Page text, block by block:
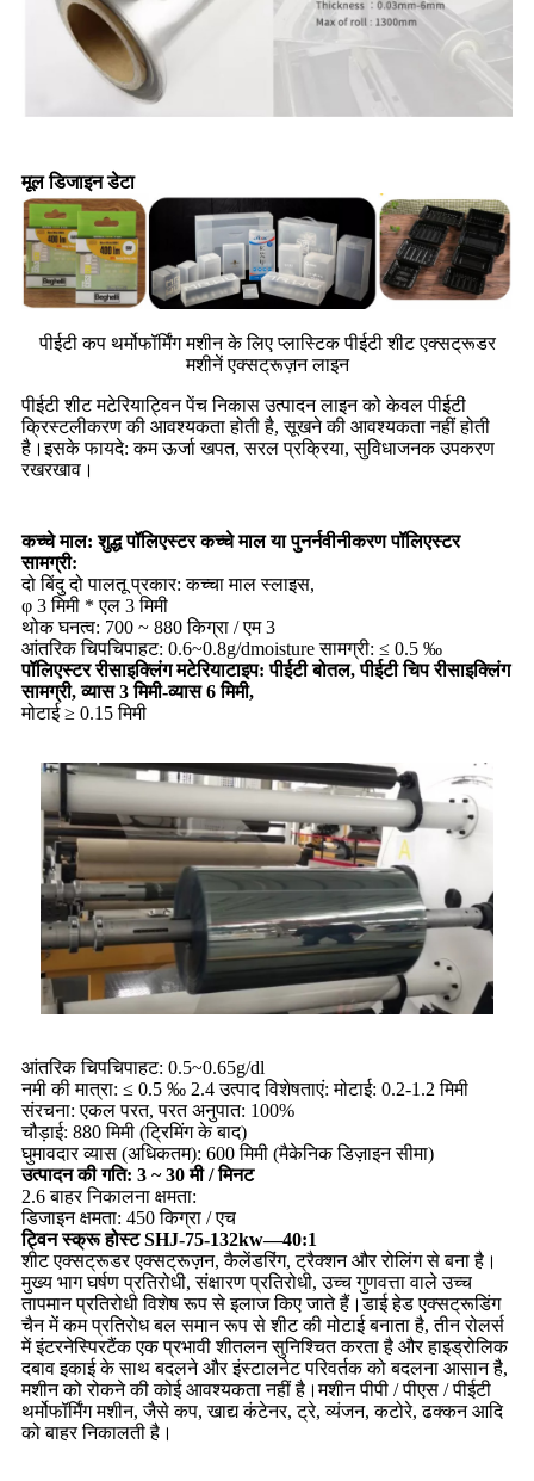
मूल डिजाइन डेटा
पीईटी कप थर्मोफॉर्मिंग मशीन के लिए प्लास्टिक पीईटी शीट एक्सट्रूडर
मशीनें एक्सट्रूज़न लाइन
पीईटी शीट मटेरियाट्विन पेंच निकास उत्पादन लाइन को केवल पीईटी
क्रिस्टलीकरण की आवश्यकता होती है, सूखने की आवश्यकता नहीं होती
है।इसके फायदे: कम ऊर्जा खपत, सरल प्रक्रिया, सुविधाजनक उपकरण
रखरखाव।
कच्चे माल: शुद्ध पॉलिएस्टर कच्चे माल या पुनर्नवीनीकरण पॉलिएस्टर
सामग्री:
दो बिंदु दो पालतू प्रकार: कच्चा माल स्लाइस,
φ 3 मिमी * एल 3 मिमी
थोक घनत्व: 700 ~ 880 किग्रा / एम 3
आंतरिक चिपचिपाहट: 0.6~0.8g/dmoisture सामग्री: ≤ 0.5 ‰
पॉलिएस्टर रीसाइक्लिंग मटेरियाटाइप: पीईटी बोतल, पीईटी चिप रीसाइक्लिंग
सामग्री, व्यास 3 मिमी-व्यास 6 मिमी,
मोटाई ≥ 0.15 मिमी
आंतरिक चिपचिपाहट: 0.5~0.65g/dl
नमी की मात्रा: ≤ 0.5 ‰ 2.4 उत्पाद विशेषताएं: मोटाई: 0.2-1.2 मिमी
संरचना: एकल परत, परत अनुपात: 100%
चौड़ाई: 880 मिमी (ट्रिमिंग के बाद)
घुमावदार व्यास (अधिकतम): 600 मिमी (मैकेनिक डिज़ाइन सीमा)
उत्पादन की गति: 3 ~ 30 मी / मिनट
2.6 बाहर निकालना क्षमता:
डिजाइन क्षमता: 450 किग्रा / एच
ट्विन स्क्रू होस्ट SHJ-75-132kw—40:1
शीट एक्सट्रूडर एक्सट्रूज़न, कैलेंडरिंग, ट्रैक्शन और रोलिंग से बना है।
मुख्य भाग घर्षण प्रतिरोधी, संक्षारण प्रतिरोधी, उच्च गुणवत्ता वाले उच्च
तापमान प्रतिरोधी विशेष रूप से इलाज किए जाते हैं।डाई हेड एक्सट्रूडिंग
चैन में कम प्रतिरोध बल समान रूप से शीट की मोटाई बनाता है, तीन रोलर्स
में इंटरनेस्पिरटैंक एक प्रभावी शीतलन सुनिश्चित करता है और हाइड्रोलिक
दबाव इकाई के साथ बदलने और इंस्टालनेट परिवर्तक को बदलना आसान है,
मशीन को रोकने की कोई आवश्यकता नहीं है।मशीन पीपी / पीएस / पीईटी
थर्मोफॉर्मिंग मशीन, जैसे कप, खाद्य कंटेनर, ट्रे, व्यंजन, कटोरे, ढक्कन आदि
को बाहर निकालती है।